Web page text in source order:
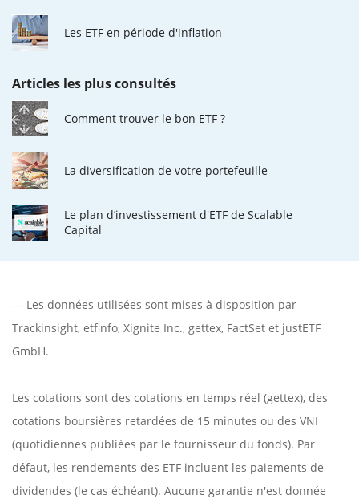
Les ETF en période d'inflation
Articles les plus consultés
Comment trouver le bon ETF ?
La diversification de votre portefeuille
Le plan d’investissement d'ETF de Scalable
Capital
— Les données utilisées sont mises à disposition par
Trackinsight, etfinfo, Xignite Inc., gettex, FactSet et justETF
GmbH.
Les cotations sont des cotations en temps réel (gettex), des
cotations boursières retardées de 15 minutes ou des VNI
(quotidiennes publiées par le fournisseur du fonds). Par
défaut, les rendements des ETF incluent les paiements de
dividendes (le cas échéant). Aucune garantie n'est donnée